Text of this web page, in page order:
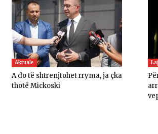
Aktuale
A do të shtrenjtohet rryma, ja çka
thotë Mickoski